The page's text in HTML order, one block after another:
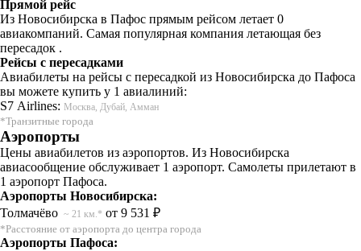
Прямой рейс
Из Новосибирска в Пафос прямым рейсом летает 0
авиакомпаний. Самая популярная компания летающая без
пересадок .
Рейсы с пересадками
Авиабилеты на рейсы с пересадкой из Новосибирска до Пафоса
вы можете купить у 1 авиалиний:
S7 Airlines: Москва, Дубай, Амман
*Транзитные города
Аэропорты
Цены авиабилетов из аэропортов. Из Новосибирска
авиасообщение обслуживает 1 аэропорт. Самолеты прилетают в
1 аэропорт Пафоса.
Аэропорты Новосибирска:
Толмачёво ~ 21 км.* от 9 531 ₽
*Расстояние от аэропорта до центра города
Аэропорты Пафоса: